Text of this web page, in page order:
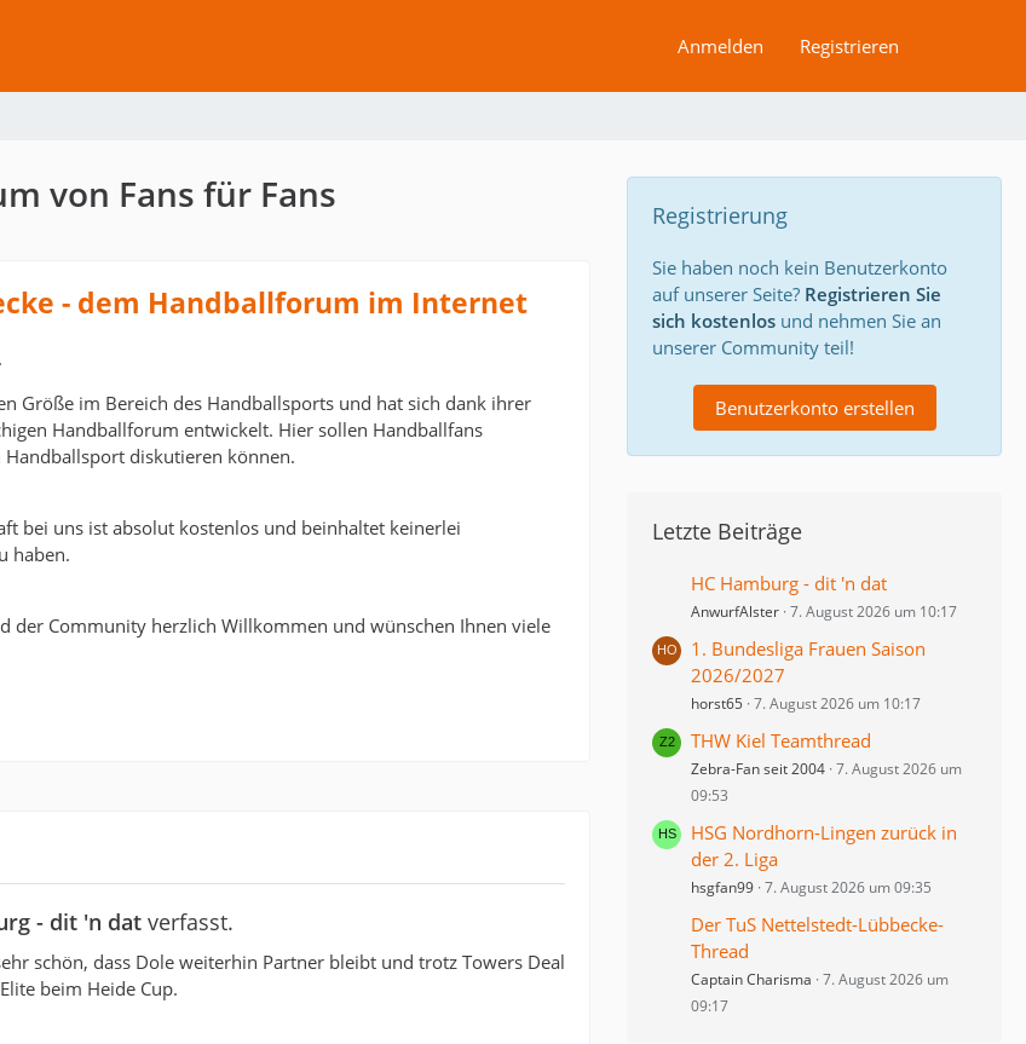
Anmelden Registrieren
von Fans für Fans
- dem Handballforum im Internet
Größe im Bereich des Handballsports und hat sich dank ihrer
Handballforum entwickelt. Hier sollen Handballfans
diskutieren können.
bei uns ist absolut kostenlos und beinhaltet keinerlei
haben.
der Community herzlich Willkommen und wünschen Ihnen viele
- dit 'n dat verfasst.
schön, dass Dole weiterhin Partner bleibt und trotz Towers Deal
beim Heide Cup.
Registrierung
Sie haben noch kein Benutzerkonto
auf unserer Seite? Registrieren Sie
sich kostenlos und nehmen Sie an
unserer Community teil!
Benutzerkonto erstellen
Letzte Beiträge
HC Hamburg - dit 'n dat
AnwurfAlster 7. August 2026 um 10:17
1. Bundesliga Frauen Saison
2026/2027
horst65 7. August 2026 um 10:17
THW Kiel Teamthread
Zebra-Fan seit 2004 7. August 2026 um
09:53
HSG Nordhorn-Lingen zurück in
der 2. Liga
hsgfan99 7. August 2026 um 09:35
Der TuS Nettelstedt-Lübbecke-
Thread
Captain Charisma 7. August 2026 um
09:17